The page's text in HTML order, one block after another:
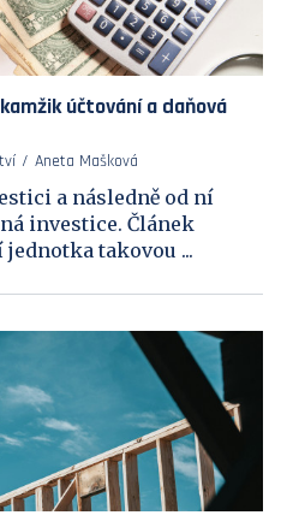
účtování a daňová
Aneta Mašková
a následně od ní
investice. Článek
takovou ...